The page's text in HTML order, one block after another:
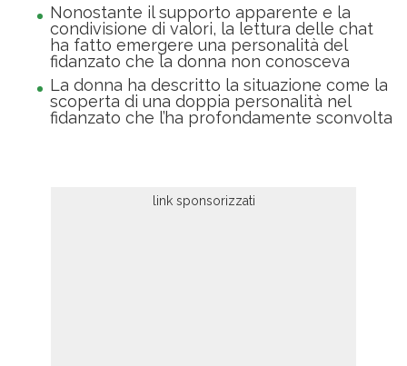
Nonostante il supporto apparente e la
condivisione di valori, la lettura delle chat
ha fatto emergere una personalità del
fidanzato che la donna non conosceva
La donna ha descritto la situazione come la
scoperta di una doppia personalità nel
fidanzato che l’ha profondamente sconvolta